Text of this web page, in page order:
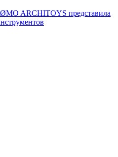
ARCHITOYS представила